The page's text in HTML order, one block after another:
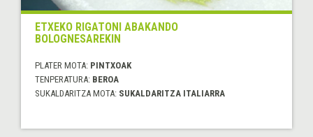
ETXEKO RIGATONI ABAKANDO
BOLOGNESAREKIN
PLATER MOTA: PINTXOAK
TENPERATURA: BEROA
SUKALDARITZA MOTA: SUKALDARITZA ITALIARRA